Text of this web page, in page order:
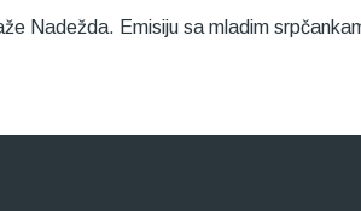
Nadežda. Emisiju sa mladim